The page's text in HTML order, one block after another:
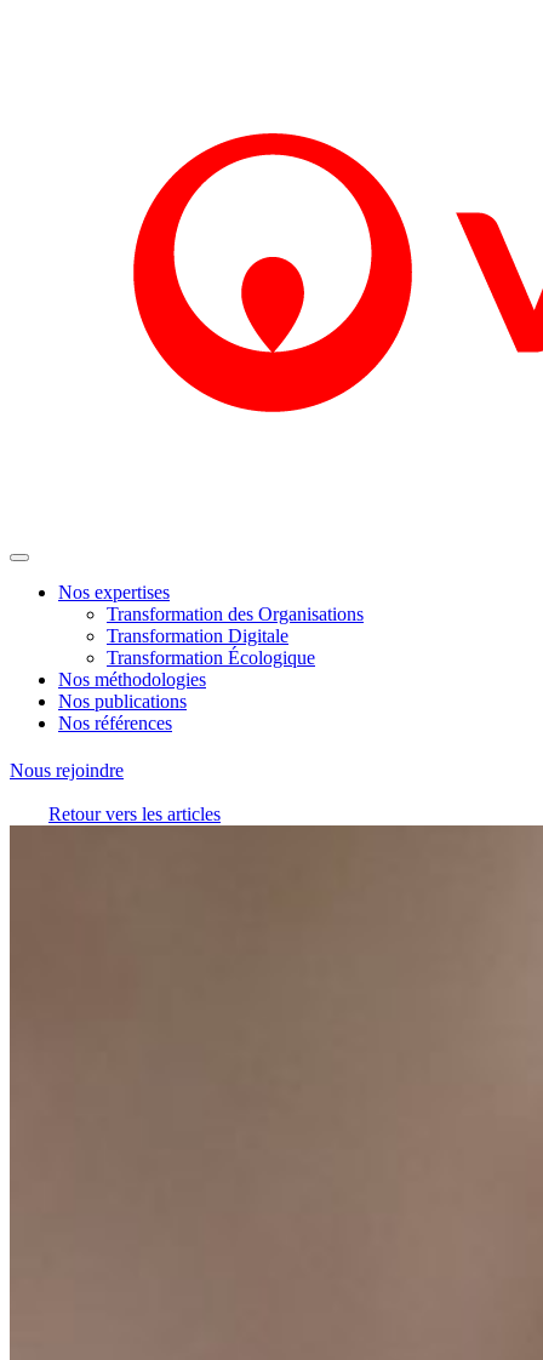
Nos expertises
Transformation des Organisations
Transformation Digitale
Transformation Écologique
Nos méthodologies
Nos publications
Nos références
Nous rejoindre
Retour vers les articles